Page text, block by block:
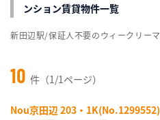
ンション賃貸物件一覧
10 件（1/1ページ）
Nou京田辺 203・1K(No.1299552)